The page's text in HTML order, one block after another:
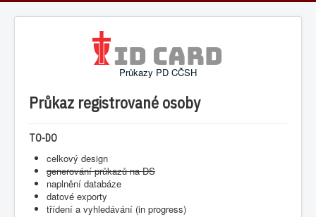
Průkazy PD CČSH
Průkaz registrované osoby
TO-DO
celkový design
generování průkazů na DS
naplnění databáze
datové exporty
třídení a vyhledávání (in progress)